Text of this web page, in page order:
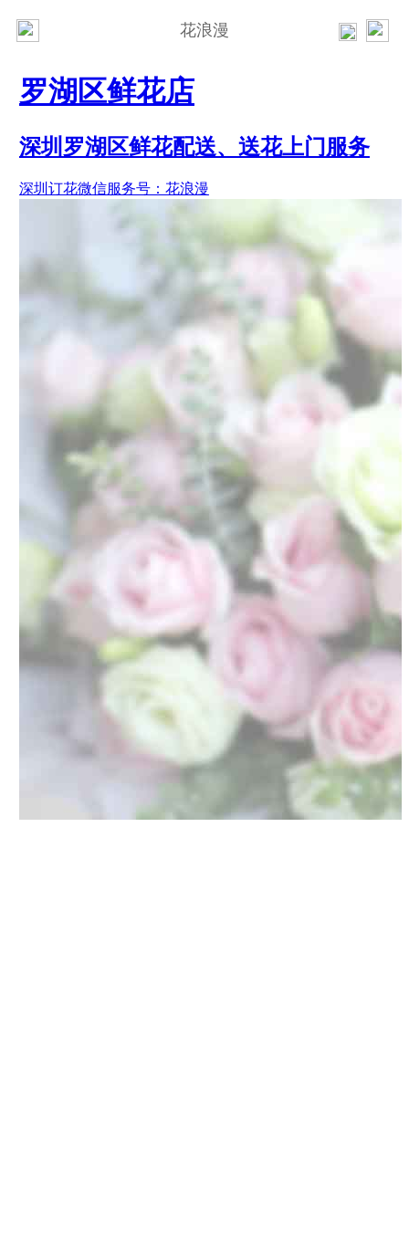
花浪漫
罗湖区鲜花店
深圳罗湖区鲜花配送、送花上门服务
深圳订花微信服务号：花浪漫